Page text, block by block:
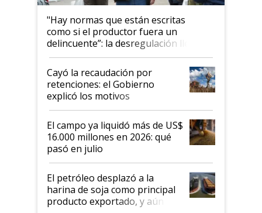
"Hay normas que están escritas
como si el productor fuera un
delincuente”: la desregulación llegó
al Congreso Aapresid y hasta se
habló del financiamiento al IPCVA
Cayó la recaudación por
retenciones: el Gobierno
explicó los motivos
El campo ya liquidó más de US$
16.000 millones en 2026: qué
pasó en julio
El petróleo desplazó a la
harina de soja como principal
producto exportado, y aún así